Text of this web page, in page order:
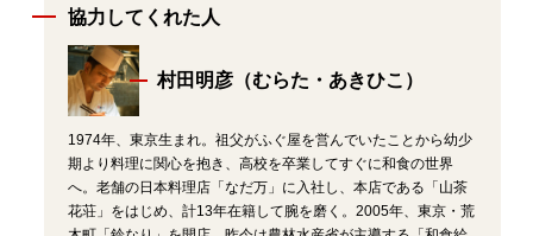
協力してくれた人
村田明彦（むらた・あきひこ）
1974年、東京生まれ。祖父がふぐ屋を営んでいたことから幼少
期より料理に関心を抱き、高校を卒業してすぐに和食の世界
へ。老舗の日本料理店「なだ万」に入社し、本店である「山茶
花荘」をはじめ、計13年在籍して腕を磨く。2005年、東京・荒